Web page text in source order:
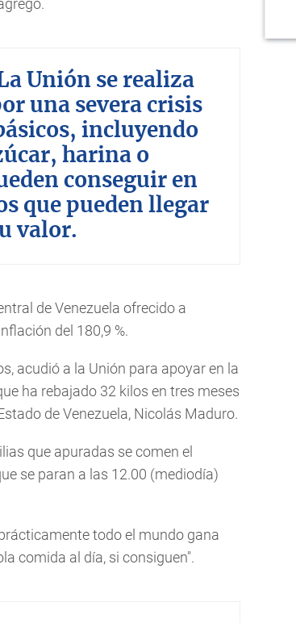
Unión se realiza
una severa crisis
incluyendo
harina o
conseguir en
que pueden llegar
valor.
de Venezuela ofrecido a
del 180,9 %.
acudió a la Unión para apoyar en la
ha rebajado 32 kilos en tres meses
de Venezuela, Nicolás Maduro.
que apuradas se comen el
se paran a las 12.00 (mediodía)
todo el mundo gana
comida al día, si consiguen".